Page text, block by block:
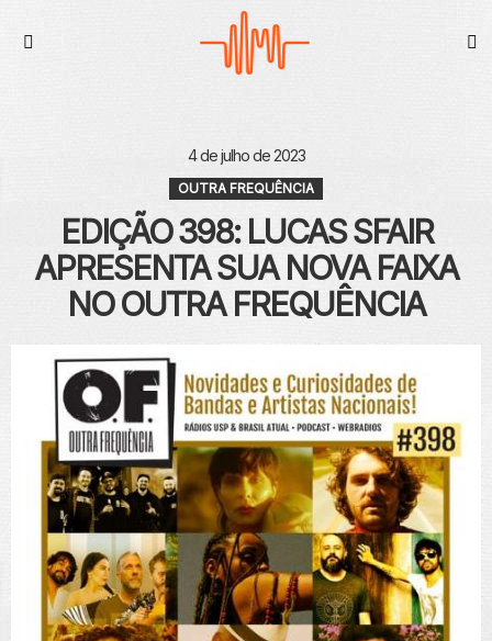
4 de julho de 2023
OUTRA FREQUÊNCIA
EDIÇÃO 398: LUCAS SFAIR
APRESENTA SUA NOVA FAIXA
NO OUTRA FREQUÊNCIA